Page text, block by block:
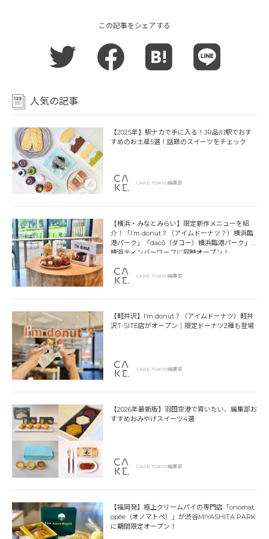
この記事をシェアする
人気の記事
【2025年】駅ナカで手に入る！JR品川駅でおす
すめのお土産5選！話題のスイーツをチェック
CAKE.TOKYO編集部
【横浜・みなとみらい】限定新作メニューを紹
介！「I’m donut？（アイムドーナツ？）横浜臨
港パーク」「dacō（ダコー）横浜臨港パーク」
横浜ティンバーワーフに同時オープン！
CAKE.TOKYO編集部
【軽井沢】I’m donut？（アイムドーナツ）軽井
沢T-SITE店がオープン｜限定ドーナツ2種も登場
CAKE.TOKYO編集部
【2026年最新版】羽田空港で買いたい、編集部お
すすめおみやげスイーツ4選
CAKE.TOKYO編集部
【福岡発】極上クリームパイの専門店「onomat
opée（オノマトペ）」が渋谷MIYASHITA PARK
に期間限定オープン！